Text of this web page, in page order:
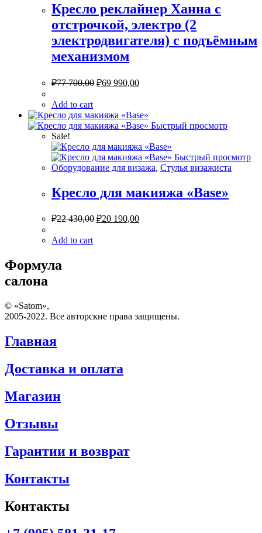
Кресло реклайнер Ханна с
отстрочкой, электро (2
электродвигателя) с подъёмным
механизмом
₽77 700,00 ₽69 990,00
Add to cart
Быстрый просмотр
Sale!
Быстрый просмотр
Оборудование для визажа, Стулья визажиста
Кресло для макияжа «Base»
₽22 430,00 ₽20 190,00
Add to cart
Формула
салона
© «Satom»,
2005-2022. Все авторские права защищены.
Главная
Доставка и оплата
Магазин
Отзывы
Гарантии и возврат
Контакты
Контакты